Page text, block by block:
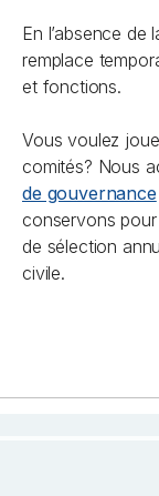
En l’absence de
remplace
et fonctions.
Vous voulez
comités? Nous
de gouvernance
conservons
de sélection
civile.